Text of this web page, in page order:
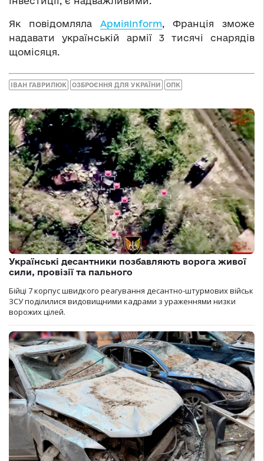
Як повідомляла АрміяInform, Франція зможе
надавати українській армії 3 тисячі снарядів
щомісяця.
ІВАН ГАВРИЛЮК ОЗБРОЄННЯ ДЛЯ УКРАЇНИ ОПК
Українські десантники позбавляють ворога живої
сили, провізії та пального
Бійці 7 корпус швидкого реагування десантно-штурмових військ
ЗСУ поділилися видовищними кадрами з ураженнями низки
ворожих цілей.